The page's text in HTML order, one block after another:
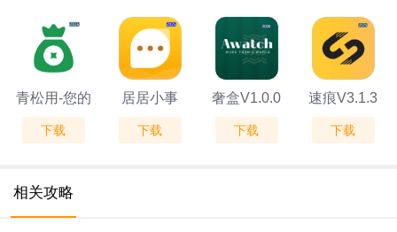
青松用-您的
时尚衣橱
下载
居居小事
V1.0.24
下载
奢盒V1.0.0
下载
速痕V3.1.3
下载
相关攻略